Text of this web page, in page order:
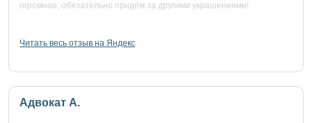
огромное, обязательно придём за другими украшениями!
Читать весь отзыв на Яндекс
Адвокат А.